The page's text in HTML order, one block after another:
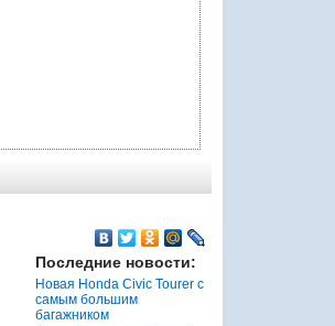
Последние новости:
Новая Honda Civic Tourer с
самым большим
багажником